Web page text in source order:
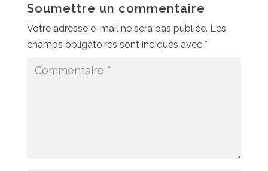
Soumettre un commentaire
Votre adresse e-mail ne sera pas publiée. Les
champs obligatoires sont indiqués avec *